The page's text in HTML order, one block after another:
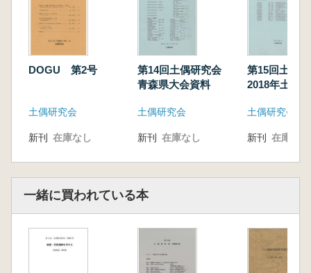
DOGU 第2号
土偶研究会
新刊 在庫なし
第14回土偶研究会
青森県大会資料
土偶研究会
新刊 在庫なし
第15回土偶
2018年土偶
土偶研究会
新刊 在庫なし
一緒に買われている本